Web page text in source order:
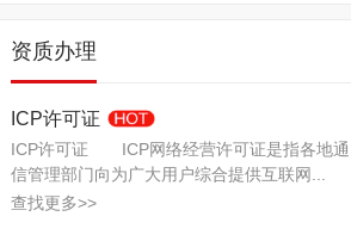
资质办理
ICP许可证
ICP许可证 ICP网络经营许可证是指各地通
信管理部门向为广大用户综合提供互联网...
查找更多>>